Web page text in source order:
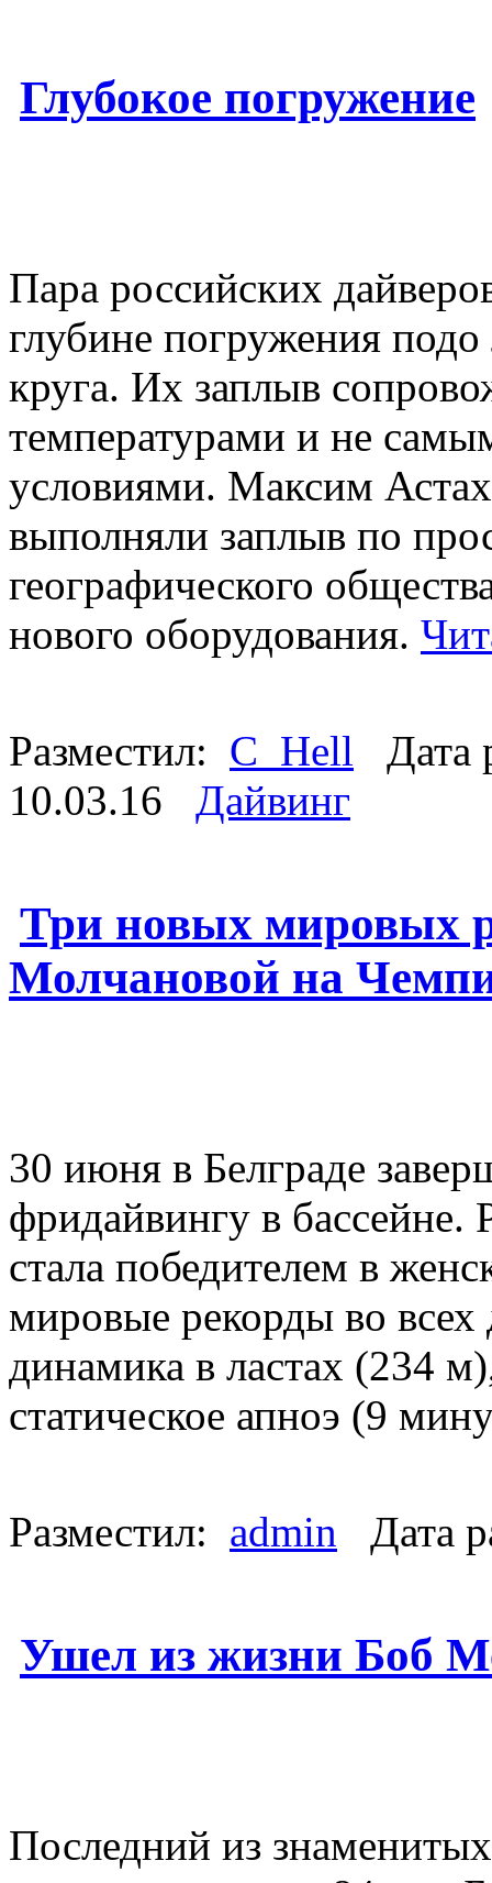
Глубокое погружение
Пара российских
глубине погружения
круга. Их заплыв
температурами и не
условиями. Максим
выполняли заплыв по
географического
нового оборудования.
Разместил: C_Hell Дата
10.03.16 Дайвинг
Три новых мировых
Молчановой на
30 июня в Белграде
фридайвингу в бассейне.
стала победителем в
мировые рекорды во
динамика в ластах (234
статическое апноэ (9
Разместил: admin Дата
Ушел из жизни Боб
Последний из